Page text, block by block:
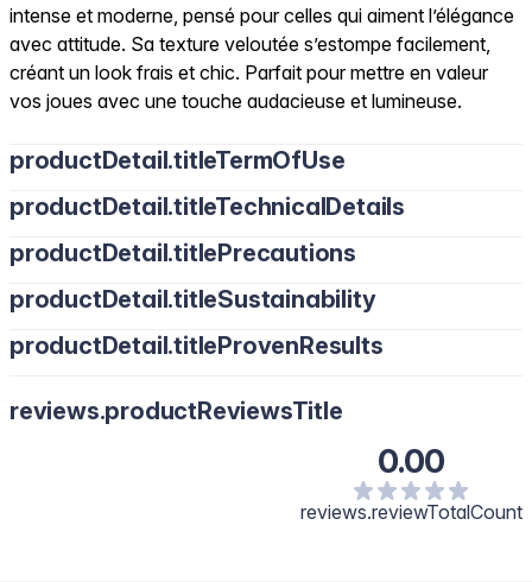
intense et moderne, pensé pour celles qui aiment l’élégance
avec attitude. Sa texture veloutée s’estompe facilement,
créant un look frais et chic. Parfait pour mettre en valeur
vos joues avec une touche audacieuse et lumineuse.
productDetail.titleTermOfUse
productDetail.titleTechnicalDetails
productDetail.titlePrecautions
productDetail.titleSustainability
productDetail.titleProvenResults
reviews.productReviewsTitle
0.00
reviews.reviewTotalCount